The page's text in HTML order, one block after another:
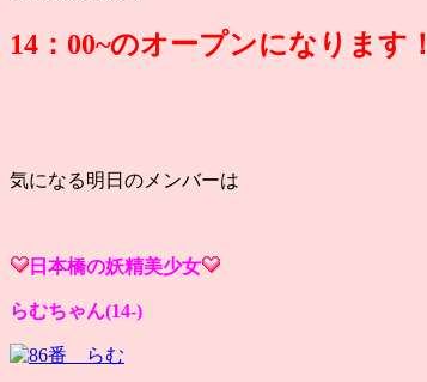
14：00~のオープンになります！
気になる明日のメンバーは
日本橋の妖精美少女
らむちゃん(14-)